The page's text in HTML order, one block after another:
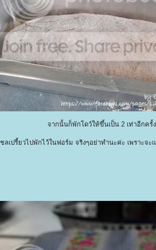
จากนั้นก็พักโดว์ให้ขึ้นเป็น 2 เท่าอีกครั้ง
ชลเปรี้ยวไปพักไว้ในฟอร์ม จริงๆอย่าทำนะค่ะ เพราะจะ